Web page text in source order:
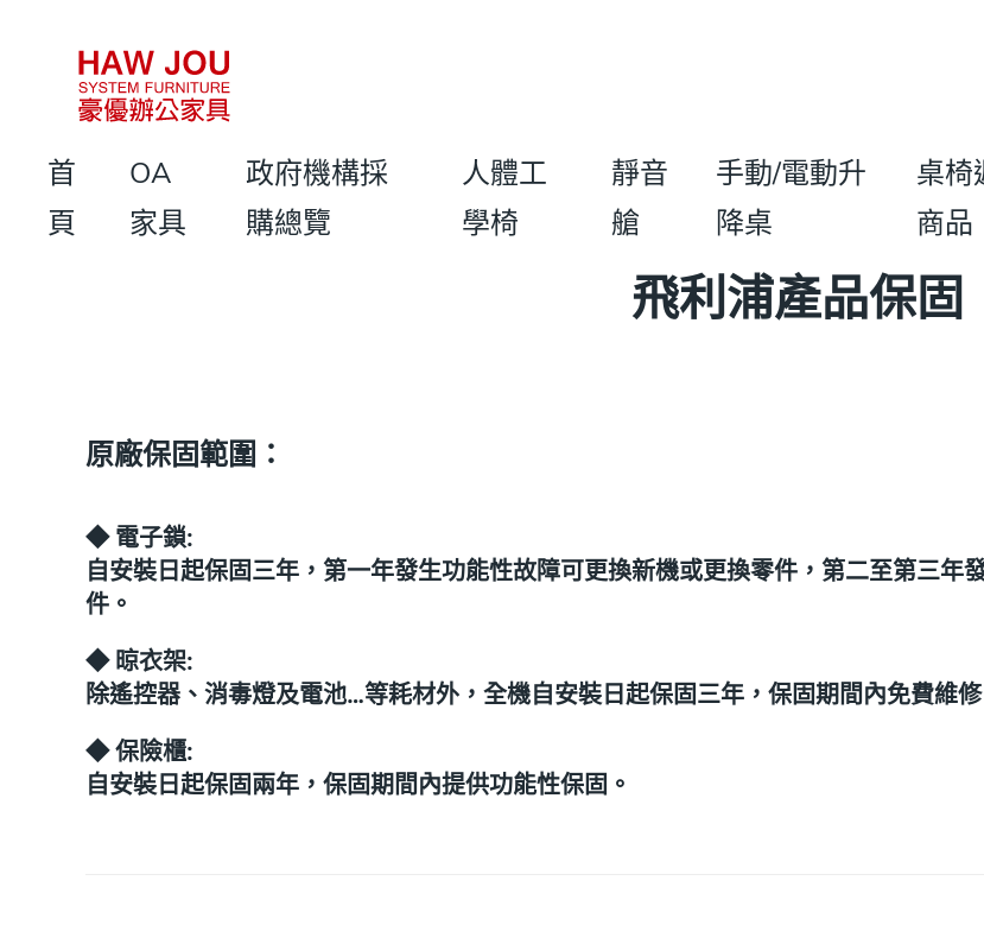
首
頁
OA
家具
政府機構採
購總覽
人體工
學椅
靜音
艙
手動/電動升
降桌
桌椅
商品
飛利浦產品保固
原廠保固範圍：
◆ 電子鎖:
自安裝日起保固三年，第一年發生功能性故障可更換新機或更換零件，第二至第三年
件。
◆ 晾衣架:
除遙控器、消毒燈及電池…等耗材外，全機自安裝日起保固三年，保固期間內免費維修
◆ 保險櫃:
自安裝日起保固兩年，保固期間內提供功能性保固。